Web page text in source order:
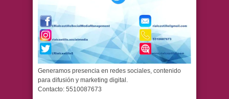
Generamos presencia en redes sociales, contenido
para difusión y marketing digital.
Contacto: 5510087673